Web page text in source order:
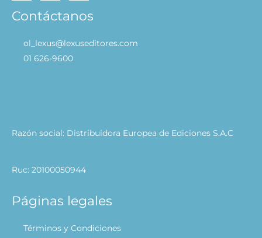
Contáctanos
ol_lexus@lexuseditores.com
01 626-9600
Razón social: Distribuidora Europea de Ediciones S.A.C
Ruc: 20100050944
Páginas legales
Términos y Condiciones